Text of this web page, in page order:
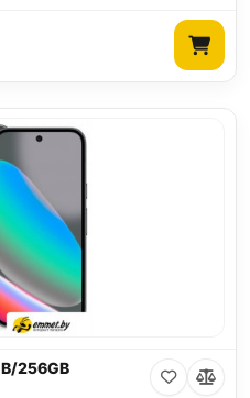
256GB